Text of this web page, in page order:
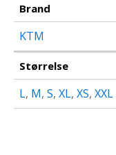
Brand
KTM
Størrelse
L, M, S, XL, XS, XXL